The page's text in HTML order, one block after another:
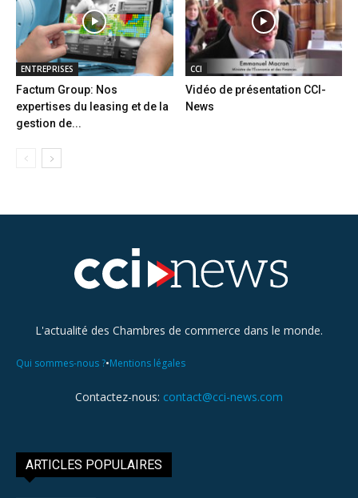
ENTREPRISES
Factum Group: Nos
expertises du leasing et de la
gestion de...
CCI
Vidéo de présentation CCI-
News
L'actualité des Chambres de commerce dans le monde.
Qui sommes-nous ?•Mentions légales
Contactez-nous: contact@cci-news.com
ARTICLES POPULAIRES